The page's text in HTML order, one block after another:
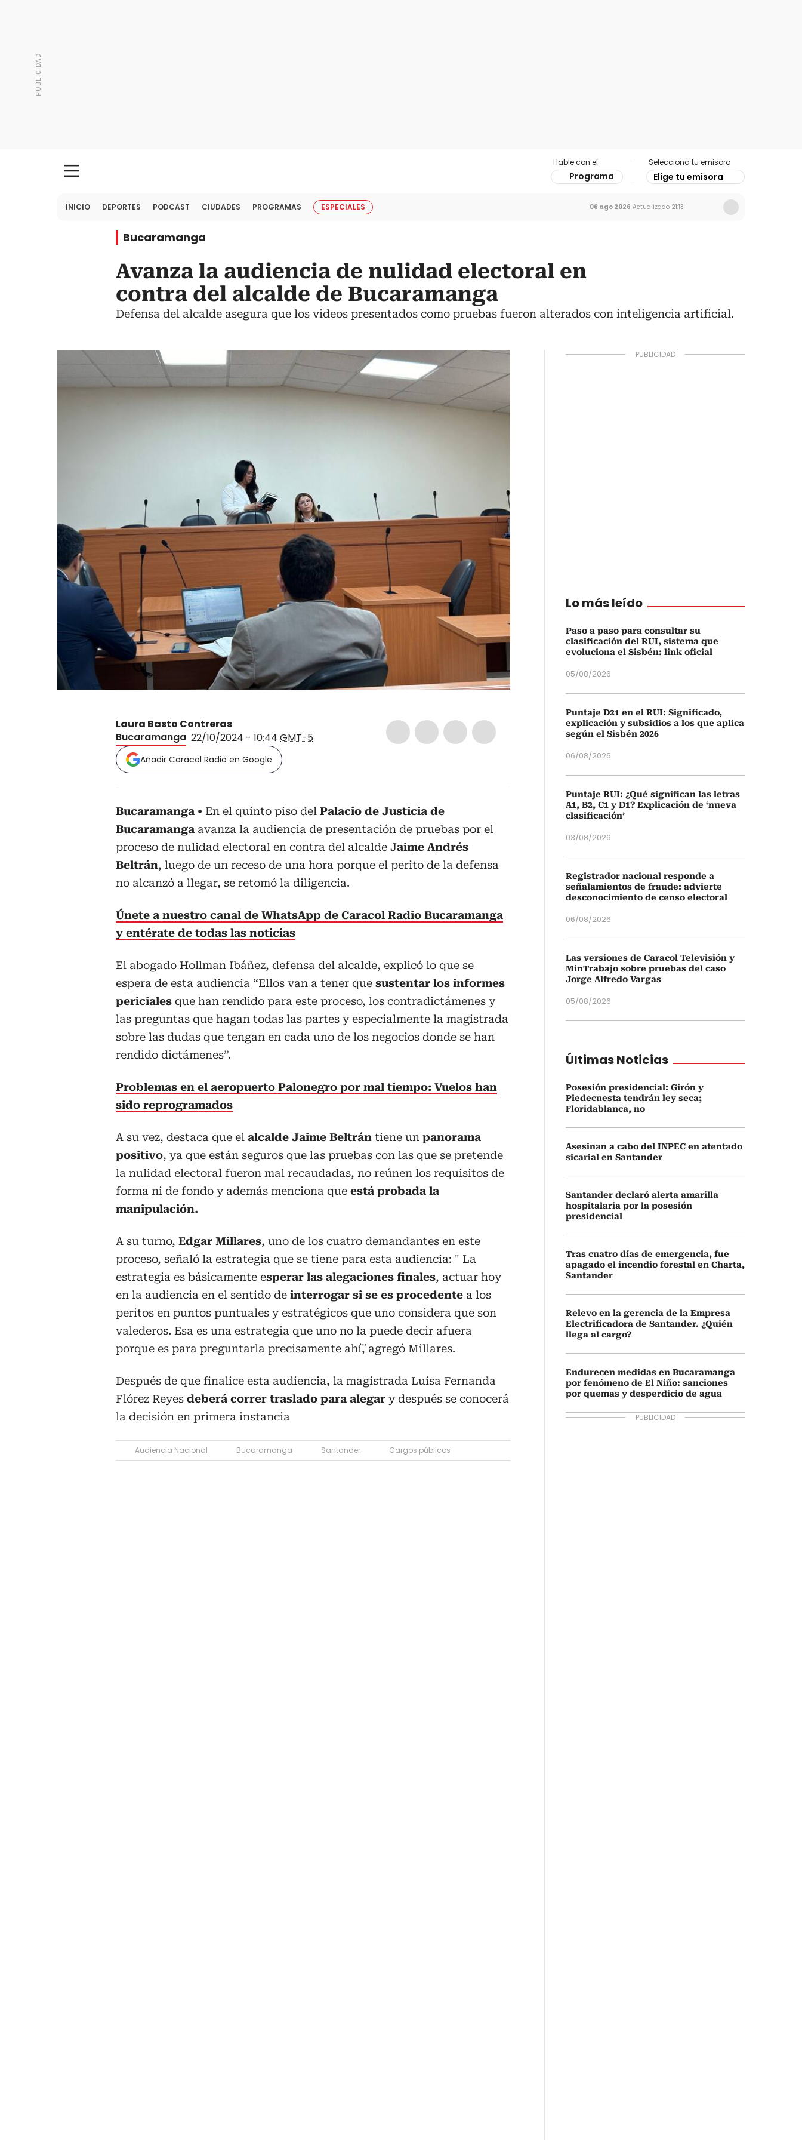
Hable con el
Programa
Selecciona tu emisora
Elige tu emisora
INICIO DEPORTES PODCAST CIUDADES PROGRAMAS ESPECIALES 06 ago 2026 Actualizado 21:13
Bucaramanga
Avanza la audiencia de nulidad electoral en
contra del alcalde de Bucaramanga
Defensa del alcalde asegura que los videos presentados como pruebas fueron alterados con inteligencia artificial.
Laura Basto Contreras
Bucaramanga 22/10/2024 - 10:44 GMT-5
Añadir Caracol Radio en Google
Bucaramanga En el quinto piso del Palacio de Justicia de
Bucaramanga avanza la audiencia de presentación de pruebas por el
proceso de nulidad electoral en contra del alcalde Jaime Andrés
Beltrán, luego de un receso de una hora porque el perito de la defensa
no alcanzó a llegar, se retomó la diligencia.
Únete a nuestro canal de WhatsApp de Caracol Radio Bucaramanga
y entérate de todas las noticias
El abogado Hollman Ibáñez, defensa del alcalde, explicó lo que se
espera de esta audiencia “Ellos van a tener que sustentar los informes
periciales que han rendido para este proceso, los contradictámenes y
las preguntas que hagan todas las partes y especialmente la magistrada
sobre las dudas que tengan en cada uno de los negocios donde se han
rendido dictámenes”.
Problemas en el aeropuerto Palonegro por mal tiempo: Vuelos han
sido reprogramados
A su vez, destaca que el alcalde Jaime Beltrán tiene un panorama
positivo, ya que están seguros que las pruebas con las que se pretende
la nulidad electoral fueron mal recaudadas, no reúnen los requisitos de
forma ni de fondo y además menciona que está probada la
manipulación.
A su turno, Edgar Millares, uno de los cuatro demandantes en este
proceso, señaló la estrategia que se tiene para esta audiencia: " La
estrategia es básicamente esperar las alegaciones finales, actuar hoy
en la audiencia en el sentido de interrogar si se es procedente a los
peritos en puntos puntuales y estratégicos que uno considera que son
valederos. Esa es una estrategia que uno no la puede decir afuera
porque es para preguntarla precisamente ahí¨, agregó Millares.
Después de que finalice esta audiencia, la magistrada Luisa Fernanda
Flórez Reyes deberá correr traslado para alegar y después se conocerá
la decisión en primera instancia
Audiencia Nacional Bucaramanga Santander Cargos públicos
Lo más leído
Paso a paso para consultar su
clasificación del RUI, sistema que
evoluciona el Sisbén: link oficial
05/08/2026
Puntaje D21 en el RUI: Significado,
explicación y subsidios a los que aplica
según el Sisbén 2026
06/08/2026
Puntaje RUI: ¿Qué significan las letras
A1, B2, C1 y D1? Explicación de ‘nueva
clasificación’
03/08/2026
Registrador nacional responde a
señalamientos de fraude: advierte
desconocimiento de censo electoral
06/08/2026
Las versiones de Caracol Televisión y
MinTrabajo sobre pruebas del caso
Jorge Alfredo Vargas
05/08/2026
Últimas Noticias
Posesión presidencial: Girón y
Piedecuesta tendrán ley seca;
Floridablanca, no
Asesinan a cabo del INPEC en atentado
sicarial en Santander
Santander declaró alerta amarilla
hospitalaria por la posesión
presidencial
Tras cuatro días de emergencia, fue
apagado el incendio forestal en Charta,
Santander
Relevo en la gerencia de la Empresa
Electrificadora de Santander. ¿Quién
llega al cargo?
Endurecen medidas en Bucaramanga
por fenómeno de El Niño: sanciones
por quemas y desperdicio de agua